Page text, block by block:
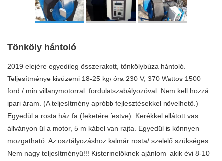
Tönköly hántoló
2019 elejére egyedileg összerakott, tönkölybúza hántoló.
Teljesítménye kisüzemi 18-25 kg/ óra 230 V, 370 Wattos 1500
ford./ min villanymotorral. fordulatszabályozóval. Nem kell hozzá
ipari áram. (A teljesítmény apróbb fejlesztésekkel növelhető.)
Egyedül a rosta ház fa (feketére festve). Kerékkel ellátott vas
állványon ül a motor, 5 m kábel van rajta. Egyedül is könnyen
mozgatható. Az osztályozáshoz kalmár rosta/ szelelő szükséges.
Nem nagy teljesítményű!!! Kistermelőknek ajánlom, akik évi 8-10